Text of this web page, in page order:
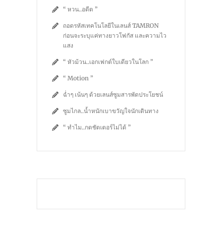
“ หวน..อดีต ”
ถอดรหัสเทคโนโลยีในเลนส์ TAMRON
ก่อนจะระบุแค่ทางยาวโฟกัส และความไว
แสง
“ หัวม้วน..เอกเฟกต์ใบเดียวในโลก ”
“ Motion ”
ฉ่ำๆ เน้นๆ ด้วยเลนส์ซูมสารพัดประโยชน์
ซูมไกล..น้ำหนักเบาขวัญใจนักเดินทาง
“ ทำไม..กดชัตเตอร์ไม่ได้ ”